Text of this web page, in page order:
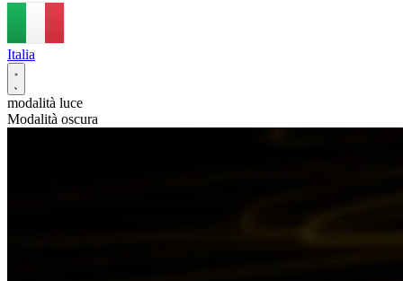
Italia
modalità luce
Modalità oscura